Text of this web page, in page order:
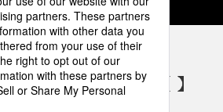
の電気設備 SNSアカウント